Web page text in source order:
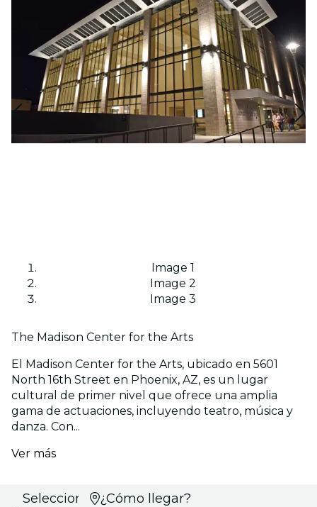
Image 1
Image 2
Image 3
The Madison Center for the Arts
El Madison Center for the Arts, ubicado en 5601
North 16th Street en Phoenix, AZ, es un lugar
cultural de primer nivel que ofrece una amplia
gama de actuaciones, incluyendo teatro, música y
danza. Con...
Ver más
Selecciona ¿Cómo llegar?